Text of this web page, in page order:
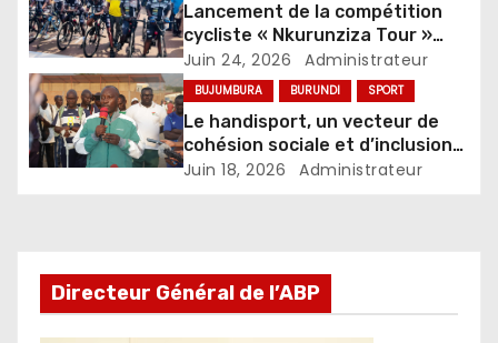
Lancement de la compétition
cycliste « Nkurunziza Tour »
2026
Juin 24, 2026 Administrateur
BUJUMBURA BURUNDI SPORT
Le handisport, un vecteur de
cohésion sociale et d’inclusion
des personnes vivant avec un
Juin 18, 2026 Administrateur
Directeur Général de l’ABP